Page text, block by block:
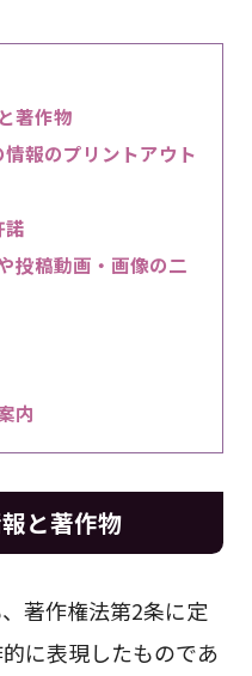
著作物
報のプリントアウト
諾
投稿動画・画像の二
内
と著作物
著作権法第2条に定
に表現したものであ